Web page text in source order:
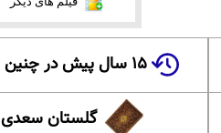
۱۵ سال پیش در چنین روزی
گلستان سعدی